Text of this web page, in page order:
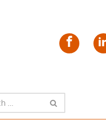
Facebook